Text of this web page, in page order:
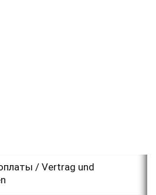
/ Vertrag und